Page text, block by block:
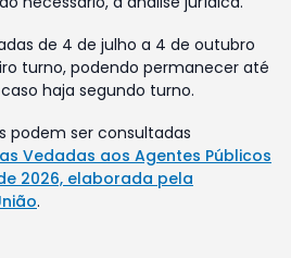
de 4 de julho a 4 de outubro
turno, podendo permanecer até
haja segundo turno.
podem ser consultadas
Vedadas aos Agentes Públicos
2026, elaborada pela
.